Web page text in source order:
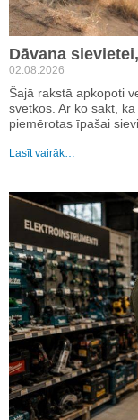
Dāvana
02.08.2026
Šajā rakstā apkopoti
svētkos. Ar ko sākt,
piemērotas īpašai
Lasīt vairāk…